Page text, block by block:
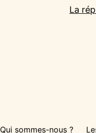
La
Qui sommes-nous ?